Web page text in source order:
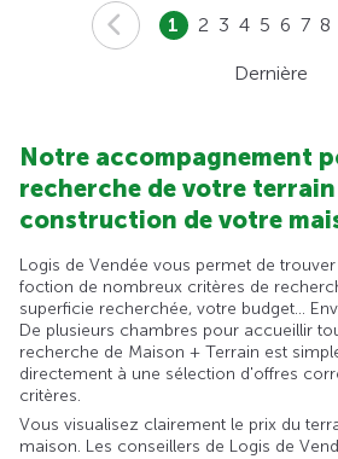
1 2 3 4 5 6 7 8
Dernière
Notre accompagnement
recherche de votre
construction de votre
Logis de Vendée vous permet de
foction de nombreux critères de
superficie recherchée, votre budget...
De plusieurs chambres pour accueillir
recherche de Maison + Terrain est
directement à une sélection d'offres
critères.
Vous visualisez clairement le prix du
maison. Les conseillers de Logis de